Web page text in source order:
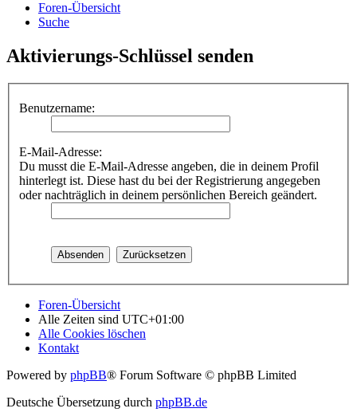
Foren-Übersicht
Suche
Aktivierungs-Schlüssel senden
Benutzername:
E-Mail-Adresse:
Du musst die E-Mail-Adresse angeben, die in deinem Profil
hinterlegt ist. Diese hast du bei der Registrierung angegeben
oder nachträglich in deinem persönlichen Bereich geändert.
Foren-Übersicht
Alle Zeiten sind UTC+01:00
Alle Cookies löschen
Kontakt
Powered by phpBB® Forum Software © phpBB Limited
Deutsche Übersetzung durch phpBB.de